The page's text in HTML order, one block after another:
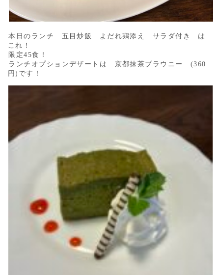
本日のランチ 五目炒飯 よだれ鶏添え サラダ付き は
これ！
限定45食！
ランチオプションデザートは 京都抹茶ブラウニー (360
円)です！